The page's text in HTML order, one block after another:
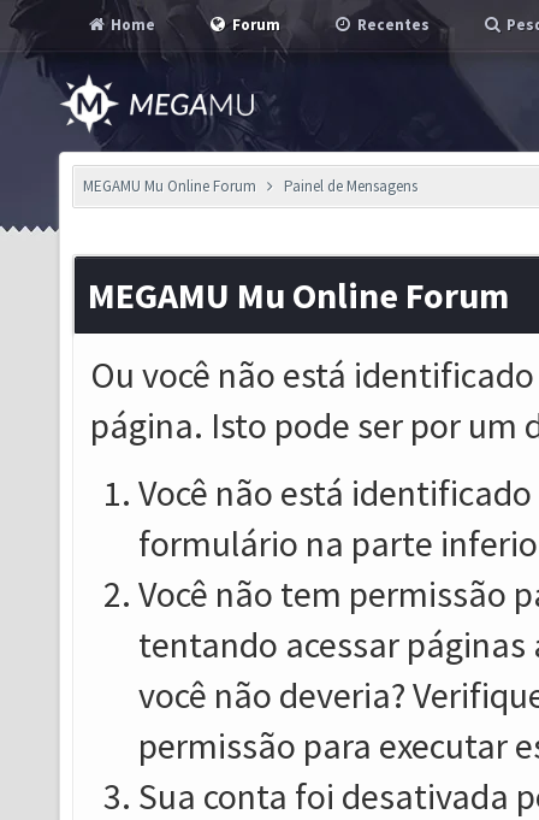
Home Forum Recentes
MEGAMU Mu Online Forum Painel de Mensagens
MEGAMU Mu Online Forum
Ou você não está
página. Isto pode ser por um
Você não está
formulário na parte
Você não tem permissão
tentando acessar
você não deveria?
permissão para executar
Sua conta foi desativada